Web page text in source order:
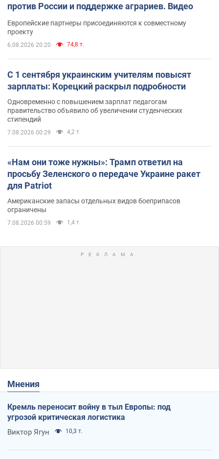
против России и поддержке аграриев. Видео
Европейские партнеры присоединяются к совместному
проекту
6.08.2026 20:20 74,8 т.
С 1 сентября украинским учителям повысят
зарплаты: Корецкий раскрыл подробности
Одновременно с повышением зарплат педагогам
правительство объявило об увеличении студенческих
стипендий
7.08.2026 00:29 4,2 т.
«Нам они тоже нужны»: Трамп ответил на
просьбу Зеленского о передаче Украине ракет
для Patriot
Американские запасы отдельных видов боеприпасов
ограничены
7.08.2026 00:59 1,4 т.
Мнения
Кремль переносит войну в тыл Европы: под
угрозой критическая логистика
Виктор Ягун 10,3 т.